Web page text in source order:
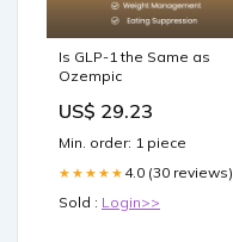
Is GLP-1 the Same as
Ozempic
US$ 29.23
Min. order: 1 piece
★★★★★ 4.0 (30 reviews)
Sold : Login>>